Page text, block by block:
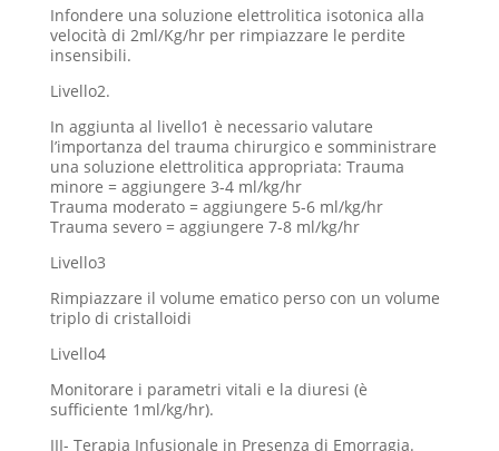
Infondere una soluzione elettrolitica isotonica alla
velocità di 2ml/Kg/hr per rimpiazzare le perdite
insensibili.
Livello2.
In aggiunta al livello1 è necessario valutare
l’importanza del trauma chirurgico e somministrare
una soluzione elettrolitica appropriata: Trauma
minore = aggiungere 3-4 ml/kg/hr
Trauma moderato = aggiungere 5-6 ml/kg/hr
Trauma severo = aggiungere 7-8 ml/kg/hr
Livello3
Rimpiazzare il volume ematico perso con un volume
triplo di cristalloidi
Livello4
Monitorare i parametri vitali e la diuresi (è
sufficiente 1ml/kg/hr).
III- Terapia Infusionale in Presenza di Emorragia.